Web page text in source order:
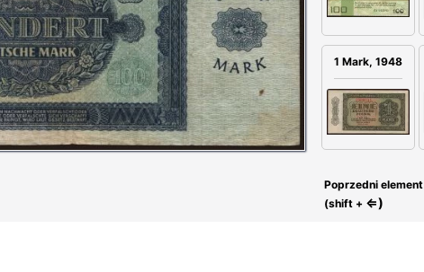
1 Mark, 1948
Poprzedni element
(shift + ⇐)